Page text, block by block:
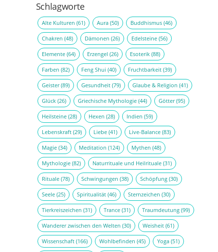
Schlagworte
Alte Kulturen (61) Aura(50) Buddhismus(46)
Chakren (48) Dämonen (26) Edelsteine(56)
Elemente(64) Erzengel (26) Esoterik(88)
Farben (82) Feng Shui (40) Fruchtbarkeit(39)
Geister(89) Gesundheit(79) Glaube & Religion (41)
Glück(26) Griechische Mythologie(44) Götter(95)
Heilsteine(28) Hexen (28) Indien (59)
Lebenskraft(29) Liebe(41) Live-Balance(83)
Magie(34) Meditation (124) Mythen (48)
Mythologie(82) Naturrituale und Heilrituale(31)
Rituale(78) Schwingungen (38) Schöpfung(30)
Seele(25) Spiritualität(46) Sternzeichen (30)
Tierkreiszeichen (31) Trance(31) Traumdeutung(99)
Wanderer zwischen den Welten (30) Weisheit(61)
Wissenschaft(166) Wohlbefinden (45) Yoga(51)